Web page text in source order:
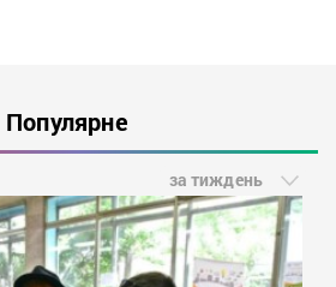
Популярне
за тиждень